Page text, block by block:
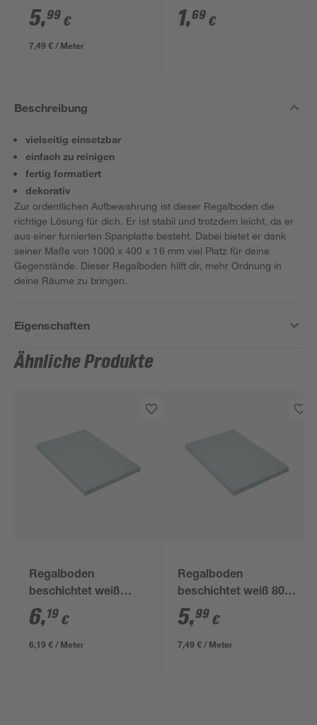
x 400 x 16 mm
5,99 €
7,49 € / Meter
1,69 €
Beschreibung
vielseitig einsetzbar
einfach zu reinigen
fertig formatiert
dekorativ
Zur ordentlichen Aufbewahrung ist dieser Regalboden die
richtige Lösung für dich. Er ist stabil und trotzdem leicht, da er
aus einer furnierten Spanplatte besteht. Dabei bietet er dank
seiner Maße von 1000 x 400 x 16 mm viel Platz für deine
Gegenstände. Dieser Regalboden hilft dir, mehr Ordnung in
deine Räume zu bringen.
Eigenschaften
Ähnliche Produkte
Regalboden
beschichtet weiß
1000 x 300 x 16 mm
6,19 €
6,19 € / Meter
Regalboden
beschichtet weiß 800
x 400 x 16 mm
5,99 €
7,49 € / Meter